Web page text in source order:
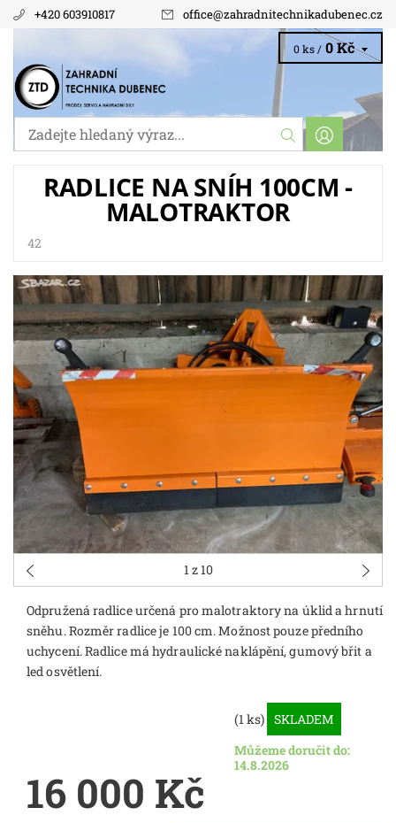
+420 603910817 office@zahradnitechnikadubenec.cz
0 ks / 0 Kč
RADLICE NA SNÍH 100CM -
MALOTRAKTOR
42
1z 10
Odpružená radlice určená pro malotraktory na úklid a hrnutí
sněhu. Rozměr radlice je 100 cm. Možnost pouze předního
uchycení. Radlice má hydraulické naklápění, gumový břit a
led osvětlení.
(1 ks) SKLADEM
Můžeme doručit do:
14.8.2026
16 000 Kč